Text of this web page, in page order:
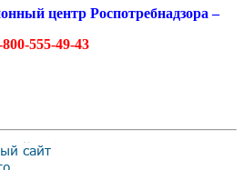
центр Роспотребнадзора –
800-555-49-43